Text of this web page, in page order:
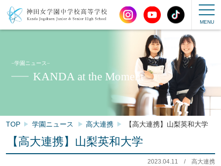
−学園ニュース−
KANDA at the Moment
TOP 学園ニュース 高大連携 【高大連携】山梨英和大学
【高大連携】山梨英和大学
2023.04.11 /高大連携